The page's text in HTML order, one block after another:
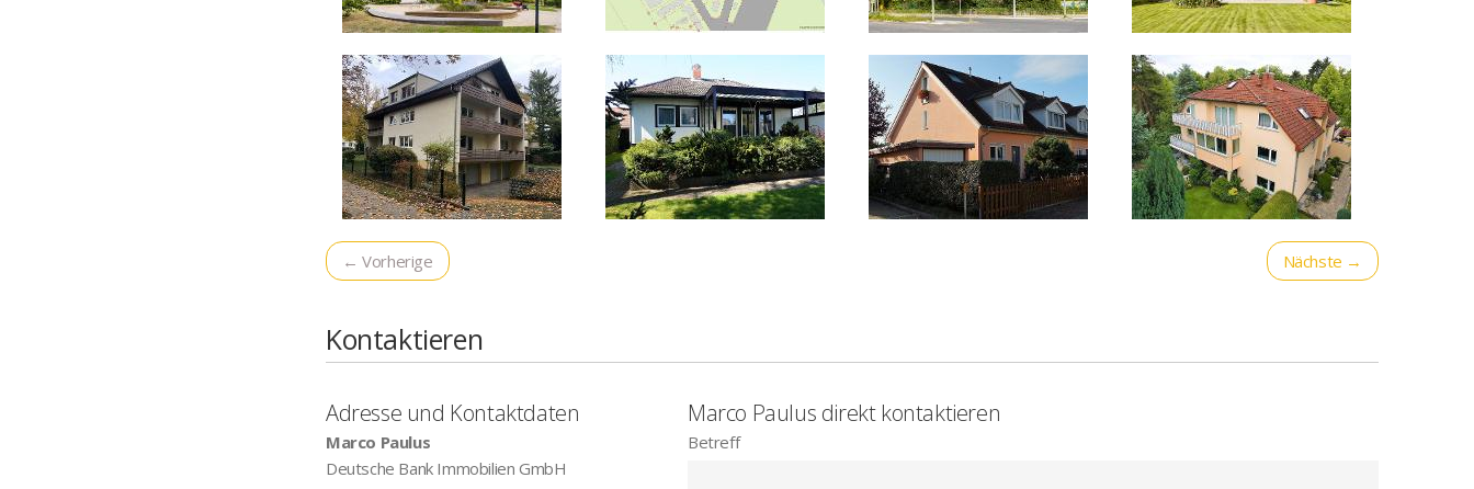
← Vorherige Nächste →
Kontaktieren
Adresse und Kontaktdaten
Marco Paulus
Deutsche Bank Immobilien GmbH
Marco Paulus direkt kontaktieren
Betreff